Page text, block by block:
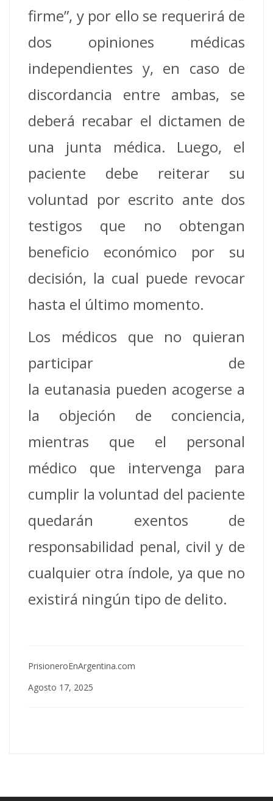
firme”, y por ello se requerirá de
dos opiniones médicas
independientes y, en caso de
discordancia entre ambas, se
deberá recabar el dictamen de
una junta médica. Luego, el
paciente debe reiterar su
voluntad por escrito ante dos
testigos que no obtengan
beneficio económico por su
decisión, la cual puede revocar
hasta el último momento.
Los médicos que no quieran
participar de
la eutanasia pueden acogerse a
la objeción de conciencia,
mientras que el personal
médico que intervenga para
cumplir la voluntad del paciente
quedarán exentos de
responsabilidad penal, civil y de
cualquier otra índole, ya que no
existirá ningún tipo de delito.
PrisioneroEnArgentina.com
Agosto 17, 2025